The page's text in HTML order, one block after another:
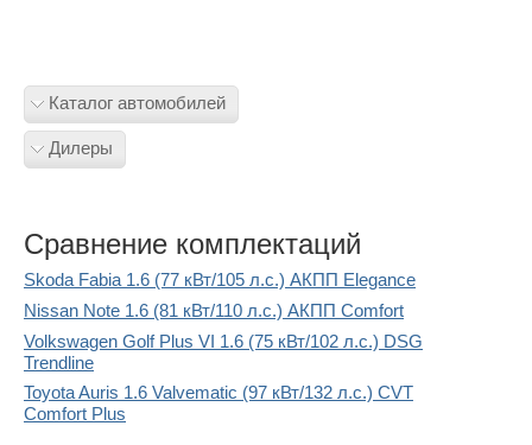
Каталог автомобилей
Дилеры
Сравнение комплектаций
Skoda Fabia 1.6 (77 кВт/105 л.с.) АКПП Elegance
Nissan Note 1.6 (81 кВт/110 л.с.) АКПП Comfort
Volkswagen Golf Plus VI 1.6 (75 кВт/102 л.с.) DSG
Trendline
Toyota Auris 1.6 Valvematic (97 кВт/132 л.с.) CVT
Comfort Plus